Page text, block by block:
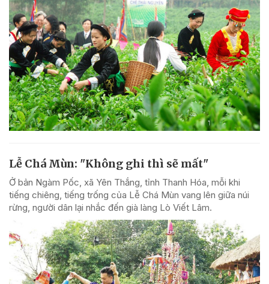
Lễ Chá Mùn: "Không ghi thì sẽ mất"
Ở bản Ngàm Pốc, xã Yên Thắng, tỉnh Thanh Hóa, mỗi khi
tiếng chiêng, tiếng trống của Lễ Chá Mùn vang lên giữa núi
rừng, người dân lại nhắc đến già làng Lò Viết Lâm.